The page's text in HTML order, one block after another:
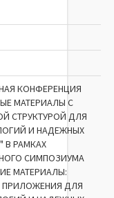
КОНФЕРЕНЦИЯ
МАТЕРИАЛЫ С
СТРУКТУРОЙ ДЛЯ
И НАДЕЖНЫХ
В РАМКАХ
СИМПОЗИУМА
МАТЕРИАЛЫ:
ПРИЛОЖЕНИЯ ДЛЯ